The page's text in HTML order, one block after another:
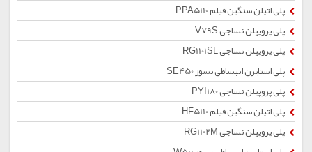
پلی اتیلن سنگین فیلم PPA5110
پلی پروپیلن نساجی V79S
پلی پروپیلن نساجی RG1101SL
پلی استایرن انبساطی نسوز SE450
پلی پروپیلن نساجی PYI180
پلی اتیلن سنگین فیلم HF5110
پلی پروپیلن نساجی RG1102M